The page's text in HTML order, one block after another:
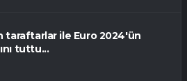
taraftarlar ile Euro 2024'ün
tuttu...